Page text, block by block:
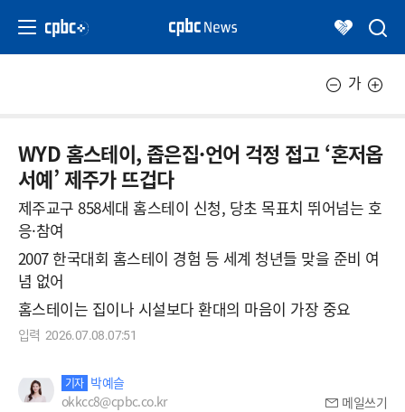
가
WYD 홈스테이, 좁은집·언어 걱정 접고 ‘혼저옵
서예’ 제주가 뜨겁다
제주교구 858세대 홈스테이 신청, 당초 목표치 뛰어넘는 호
응·참여
2007 한국대회 홈스테이 경험 등 세계 청년들 맞을 준비 여
념 없어
홈스테이는 집이나 시설보다 환대의 마음이 가장 중요
입력 2026.07.08.07:51
기자 박예슬
okkcc8@cpbc.co.kr
메일쓰기